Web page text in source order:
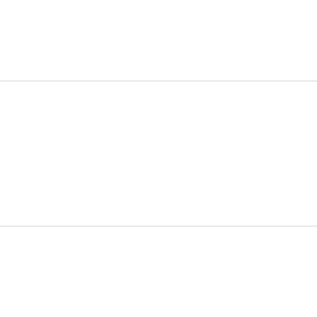
odporny na rozerwanie. To absolutnie
wąskiego paska płótna i naprzemiennym
gdy płótno wytrzymuje ogromne napięcie.
z drewna, micarty czy G10.
je z powierzchnią rękojeści.
zatykający pył.
mm - różne gradacje, zyskujesz format, który
na stali
liczy się idealnie płaska powierzchnia, ostre linie
arkusz ścierny papier wodny 230x280 mm - różne